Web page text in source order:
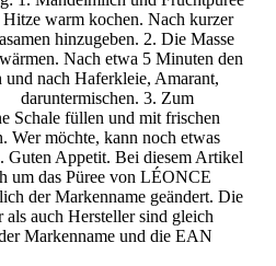
warm kochen. Nach kurzer
hinzugeben. 2. Die Masse
Nach etwa 5 Minuten den
und nach Haferkleie, Amarant,
daruntermischen. 3. Zum
Schale füllen und mit frischen
Wer möchte, kann noch etwas
Guten Appetit. Bei diesem Artikel
um das Püree von LÉONCE
der Markenname geändert. Die
auch Hersteller sind gleich
Markenname und die EAN